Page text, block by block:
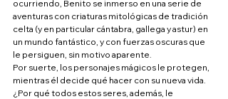
ocurriendo, Benito se inmerso en una serie de
aventuras con criaturas mitológicas de tradición
celta (y en particular cántabra, gallega y astur) en
un mundo fantástico, y con fuerzas oscuras que
le persiguen, sin motivo aparente.
Por suerte, los personajes mágicos le protegen,
mientras él decide qué hacer con su nueva vida.
¿Por qué todos estos seres, además, le